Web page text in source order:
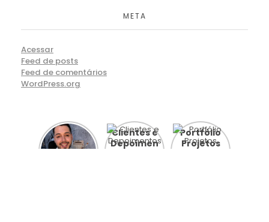
META
Acessar
Feed de posts
Feed de comentários
WordPress.org
Comece
por aqui
Clientes e
Depoimentos
Portfólio
Projetos